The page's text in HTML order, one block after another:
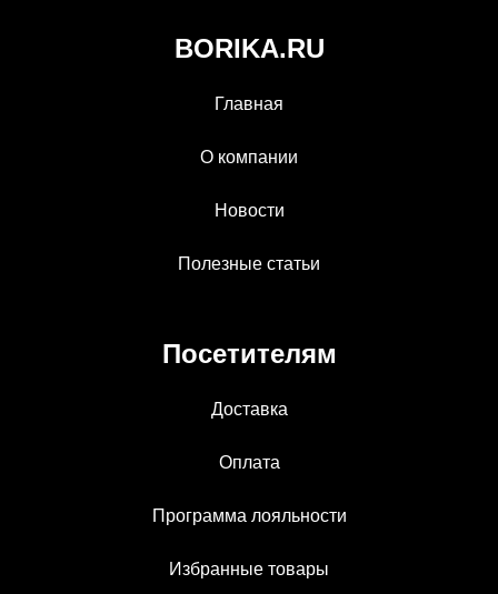
BORIKA.RU
Главная
О компании
Новости
Полезные статьи
Посетителям
Доставка
Оплата
Программа лояльности
Избранные товары